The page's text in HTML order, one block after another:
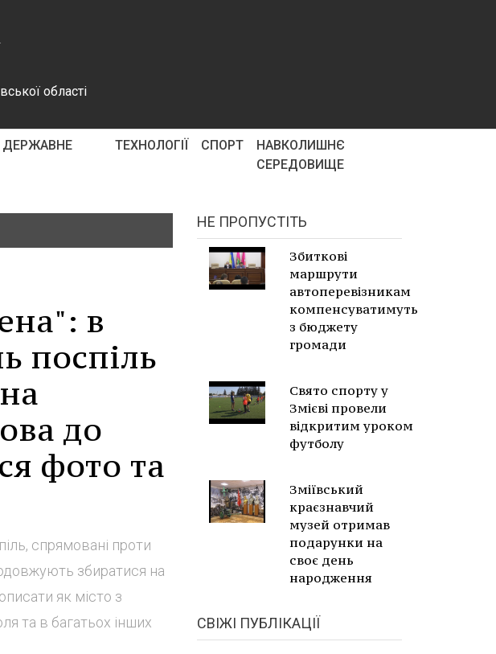
області
ДЕРЖАВНЕ
ТЕХНОЛОГІЇ СПОРТ
НАВКОЛИШНЄ
СЕРЕДОВИЩЕ
в
поспіль
до
фото та
спрямовані проти
збиратися на
як місто з
та в багатьох інших
НЕ ПРОПУСТІТЬ
Збиткові
маршрути
автоперевізникам
компенсуватимуть
з бюджету
громади
Свято спорту у
Змієві провели
відкритим уроком
футболу
Зміївський
краєзнавчий
музей отримав
подарунки на
своє день
народження
СВІЖІ ПУБЛІКАЦІЇ